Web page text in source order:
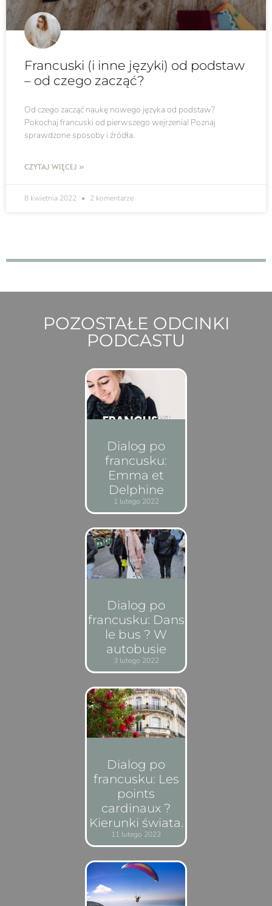
Francuski (i inne języki) od podstaw
– od czego zacząć?
Od czego zacząć naukę nowego języka od podstaw?
Pokochaj francuski od pierwszego wejrzenia! Poznaj
sprawdzone sposoby i źródła.
CZYTAJ WIĘCEJ »
8 kwietnia 2022 2 komentarze
POZOSTAŁE ODCINKI
PODCASTU
Dialog po
francusku:
Emma et
Delphine
1 lutego 2022
Dialog po
francusku: Dans
le bus ? W
autobusie
3 lutego 2022
Dialog po
francusku: Les
points
cardinaux ?
Kierunki świata.
11 lutego 2022